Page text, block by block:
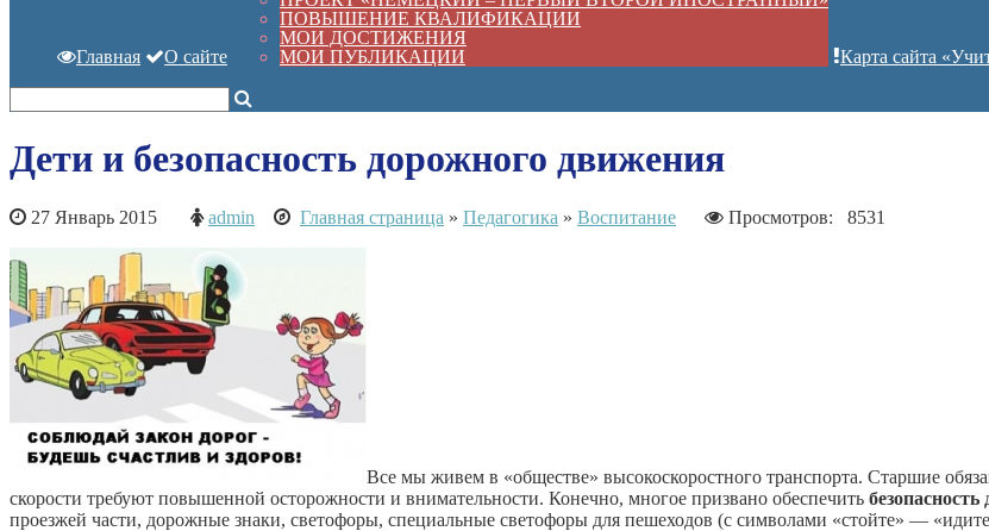
Главная О сайте
ПОВЫШЕНИЕ КВАЛИФИКАЦИИ
МОИ ДОСТИЖЕНИЯ
МОИ ПУБЛИКАЦИИ
Карта сайта
Дети и безопасность дорожного движения
27 Январь 2015 admin Главная страница » Педагогика » Воспитание Просмотров: 8531
Все мы живем в «обществе» высокоскоростного транспорта. Старшие
скорости требу­ют повышенной осторожности и внимательности. Конечно, многое призвано обеспечить
проезжей части, дорожные знаки, светофоры, специальные светофоры для пеше­ходов (с символами «стойте» —